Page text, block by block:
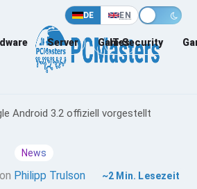
DE EN
Server Games
IT-Security
Android 3.2 offiziell vorgestellt
News
Philipp Trulson ~2 Min. Lesezeit